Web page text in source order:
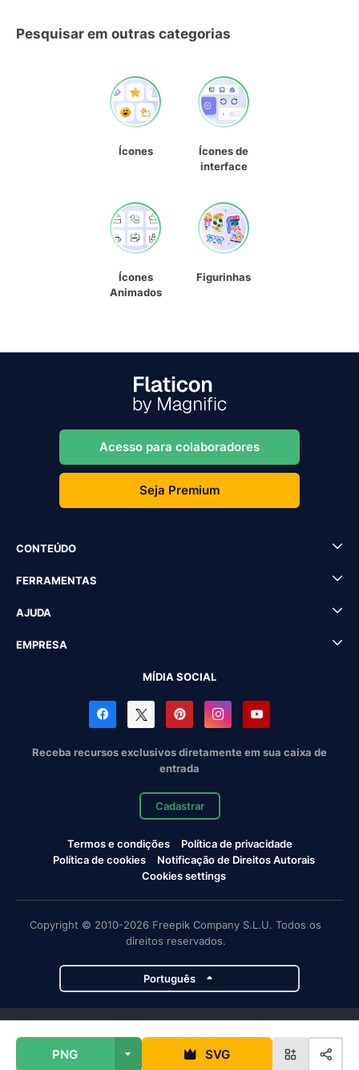
PNG SVG
Pesquisar em outras categorias
Ícones
Ícones de
interface
Ícones
Animados
Figurinhas
Acesso para colaboradores
Seja Premium
CONTEÚDO
FERRAMENTAS
AJUDA
EMPRESA
MÍDIA SOCIAL
Receba recursos exclusivos diretamente em sua caixa de
entrada
Cadastrar
Termos e condições
Política de privacidade
Política de cookies
Notificação de Direitos Autorais
Cookies settings
Copyright © 2010-2026 Freepik Company S.L.U. Todos os
direitos reservados.
Português